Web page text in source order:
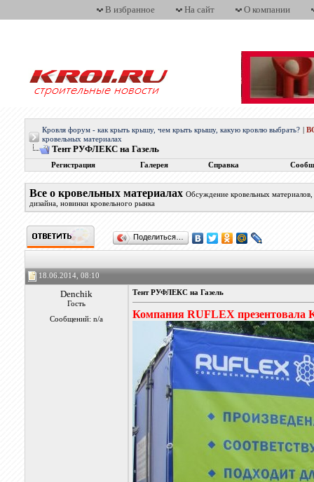
В избранное На сайт О компании
Кровля форум - как крыть крышу, чем крыть крышу, какую кровлю выбрать?
кровельных материалах
Тент РУФЛЕКС на Газель
Регистрация Галерея Справка
Все о кровельных материалах Обсуждение кровельных
дизайна, новинки кровельного рынка
Поделиться…
18.06.2014, 08:10
Denchik
Гость
Сообщений: n/a
Тент РУФЛЕКС на Газель
Компания RUFLEX презентовала